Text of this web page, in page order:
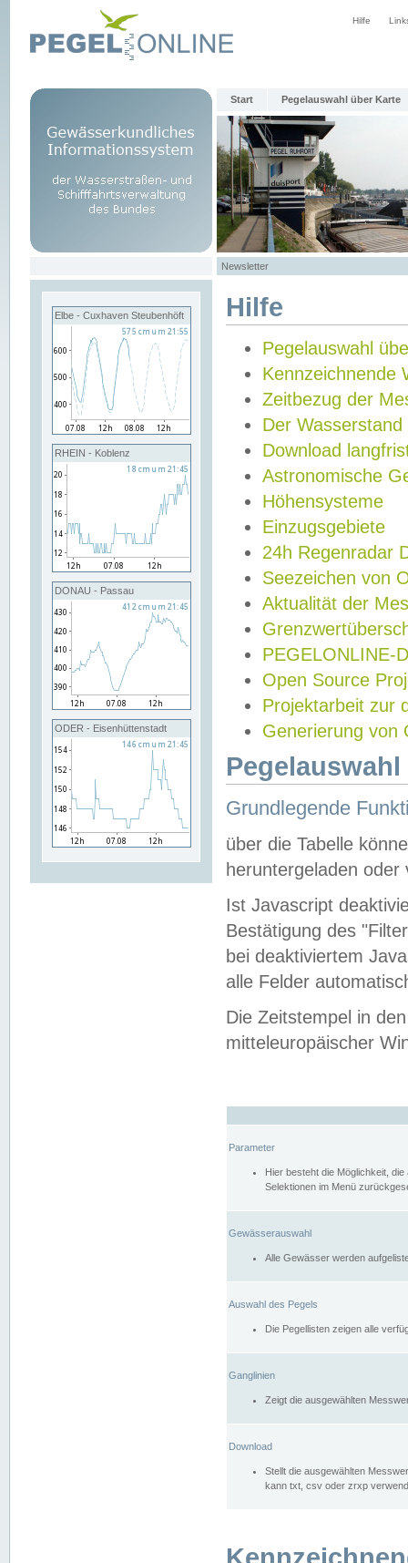
Hilfe
Start Pegelauswahl über Karte
Newsletter
Elbe - Cuxhaven Steubenhöft
RHEIN - Koblenz
DONAU - Passau
ODER - Eisenhüttenstadt
Hilfe
Pegelauswahl
Kennzeichnende
Zeitbezug der
Der Wasserstand
Download
Astronomische
Höhensysteme
Einzugsgebiete
24h Regenradar
Seezeichen von
Aktualität der
PEGELONLINE-
Open Source
Projektarbeit zur
Generierung von
Grundlegende
über die Tabelle
heruntergeladen oder
Ist Javascript
Bestätigung des
bei deaktiviertem
alle Felder
Die Zeitstempel in
mitteleuropäischer
Parameter
Hier besteht die Möglichkeit,
Selektionen im Menü
Gewässerauswahl
Alle Gewässer werden
Auswahl des Pegels
Die Pegellisten zeigen alle
Ganglinien
Zeigt die ausgewählten
Download
Stellt die ausgewählten
kann txt, csv oder zrxp